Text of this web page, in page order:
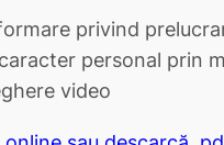
privind
personal prin
video